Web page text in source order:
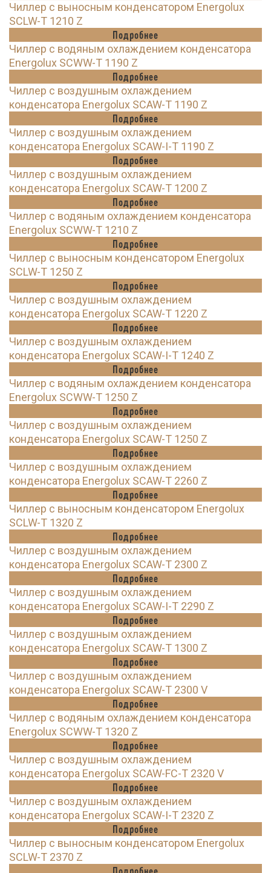
Чиллер с выносным конденсатором Energolux
SCLW-T 1210 Z
Подробнее
Чиллер с водяным охлаждением конденсатора
Energolux SCWW-T 1190 Z
Подробнее
Чиллер с воздушным охлаждением
конденсатора Energolux SCAW-T 1190 Z
Подробнее
Чиллер с воздушным охлаждением
конденсатора Energolux SCAW-I-T 1190 Z
Подробнее
Чиллер с воздушным охлаждением
конденсатора Energolux SCAW-T 1200 Z
Подробнее
Чиллер с водяным охлаждением конденсатора
Energolux SCWW-T 1210 Z
Подробнее
Чиллер с выносным конденсатором Energolux
SCLW-T 1250 Z
Подробнее
Чиллер с воздушным охлаждением
конденсатора Energolux SCAW-T 1220 Z
Подробнее
Чиллер с воздушным охлаждением
конденсатора Energolux SCAW-I-T 1240 Z
Подробнее
Чиллер с водяным охлаждением конденсатора
Energolux SCWW-T 1250 Z
Подробнее
Чиллер с воздушным охлаждением
конденсатора Energolux SCAW-T 1250 Z
Подробнее
Чиллер с воздушным охлаждением
конденсатора Energolux SCAW-T 2260 Z
Подробнее
Чиллер с выносным конденсатором Energolux
SCLW-T 1320 Z
Подробнее
Чиллер с воздушным охлаждением
конденсатора Energolux SCAW-T 2300 Z
Подробнее
Чиллер с воздушным охлаждением
конденсатора Energolux SCAW-I-T 2290 Z
Подробнее
Чиллер с воздушным охлаждением
конденсатора Energolux SCAW-T 1300 Z
Подробнее
Чиллер с воздушным охлаждением
конденсатора Energolux SCAW-T 2300 V
Подробнее
Чиллер с водяным охлаждением конденсатора
Energolux SCWW-T 1320 Z
Подробнее
Чиллер с воздушным охлаждением
конденсатора Energolux SCAW-FC-T 2320 V
Подробнее
Чиллер с воздушным охлаждением
конденсатора Energolux SCAW-I-T 2320 Z
Подробнее
Чиллер с выносным конденсатором Energolux
SCLW-T 2370 Z